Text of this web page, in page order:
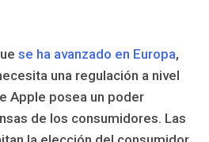
se ha avanzado en Europa,
una regulación a nivel
Apple posea un poder
de los consumidores. Las